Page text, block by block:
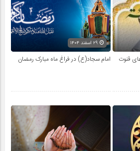
قنوت
امام سجاد(ع) در فراغ ماه مبارک رمضان